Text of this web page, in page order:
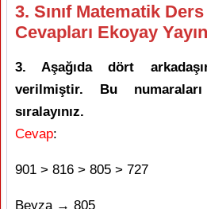
3. Sınıf Matematik
Cevapları Ekoyay
3. Aşağıda dört
verilmiştir. Bu
sıralayınız.
Cevap:
901 > 816 > 805 > 727
Beyza → 805